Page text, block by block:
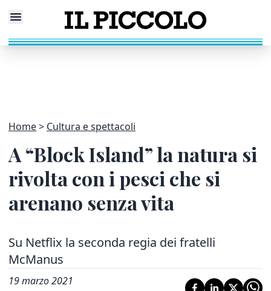
Home Cultura e spettacoli
A “Block Island” la natura si
rivolta con i pesci che si
arenano senza vita
Su Netflix la seconda regia dei fratelli
McManus
19 marzo 2021